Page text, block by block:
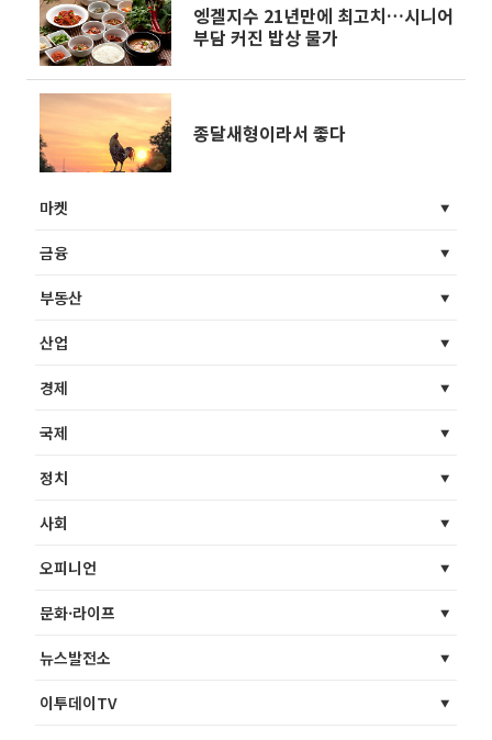
엥겔지수 21년만에 최고치…시니어
부담 커진 밥상 물가
종달새형이라서 좋다
마켓
금융
부동산
산업
경제
국제
정치
사회
오피니언
문화·라이프
뉴스발전소
이투데이TV